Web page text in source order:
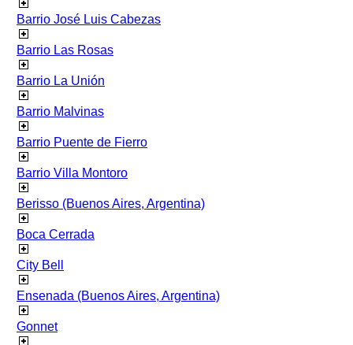
Barrio José Luis Cabezas
Barrio Las Rosas
Barrio La Unión
Barrio Malvinas
Barrio Puente de Fierro
Barrio Villa Montoro
Berisso (Buenos Aires, Argentina)
Boca Cerrada
City Bell
Ensenada (Buenos Aires, Argentina)
Gonnet